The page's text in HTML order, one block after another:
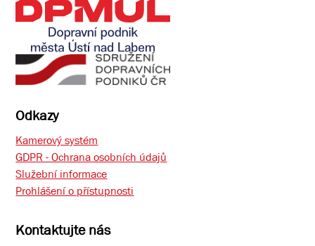
Odkazy
Kamerový systém
GDPR - Ochrana osobních údajů
Služební informace
Prohlášení o přístupnosti
Kontaktujte nás